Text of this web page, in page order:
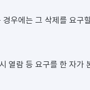
우에는 그 삭제를 요구
람 등 요구를 한 자가